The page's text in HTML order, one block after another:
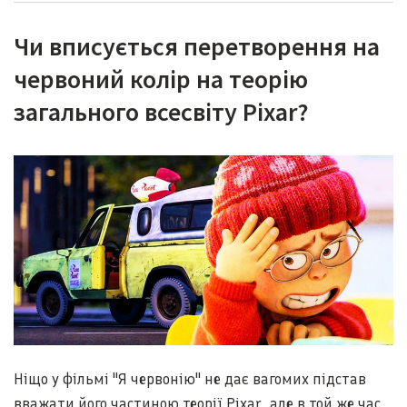
Чи вписується перетворення на
червоний колір на теорію
загального всесвіту Pixar?
Ніщо у фільмі "Я червонію" не дає вагомих підстав
вважати його частиною теорії Pixar, але в той же час